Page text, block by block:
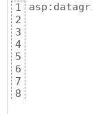
1
2
3
4
5
6
7
8